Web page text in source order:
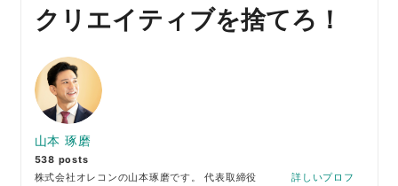
クリエイティブを捨てろ！
山本 琢磨
538 posts
株式会社オレコンの山本琢磨です。 代表取締役 詳しいプロフ